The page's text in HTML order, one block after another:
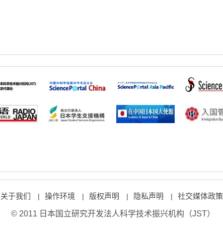
关于我们 | 操作环境 | 版权声明 | 隐私声明 | 社交媒体政策
© 2011 日本国立研究开发法人科学技术振兴机构（JST）